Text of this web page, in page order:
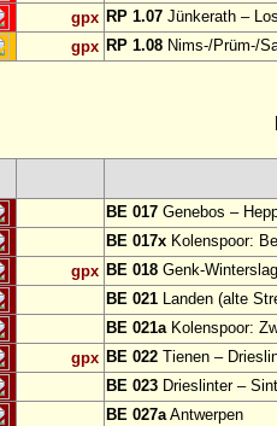
gpx RP 1.07 Jünkerath –
gpx RP 1.08 Nims-/Prüm-/
BE 017 Genebos –
BE 017x Kolenspoor:
gpx BE 018 Genk-
BE 021 Landen (alte
BE 021aKolenspoor:
gpx BE 022 Tienen –
BE 023 Drieslinter –
BE 027aAntwerpen